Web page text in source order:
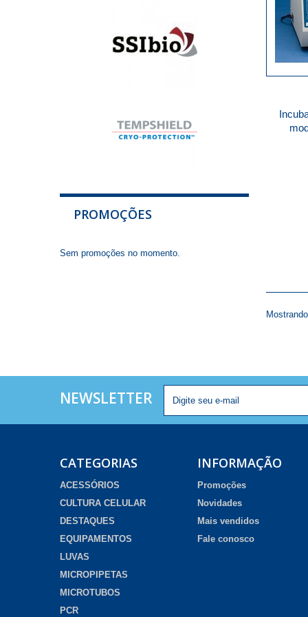
PROMOÇÕES
Sem promoções no momento.
NEWSLETTER
CATEGORIAS
ACESSÓRIOS
CULTURA CELULAR
DESTAQUES
EQUIPAMENTOS
LUVAS
MICROPIPETAS
MICROTUBOS
PCR
INFORMAÇÃO
Promoções
Novidades
Mais vendidos
Fale conosco